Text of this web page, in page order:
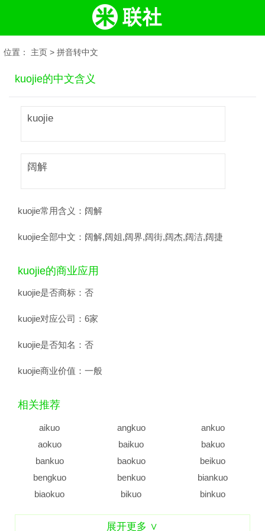
位置： 主页 > 拼音转中文
kuojie的中文含义
kuojie
阔解
kuojie常用含义： 阔解
kuojie全部中文： 阔解,阔姐,阔界,阔街,阔杰,阔洁,阔捷
kuojie的商业应用
kuojie是否商标： 否
kuojie对应公司： 6家
kuojie是否知名： 否
kuojie商业价值： 一般
相关推荐
aikuo angkuo
ankuo
aokuo
baikuo
bakuo
bankuo
baokuo
beikuo
bengkuo
benkuo
biankuo
biaokuo
bikuo
binkuo
cenkuo
展开更多 ∨